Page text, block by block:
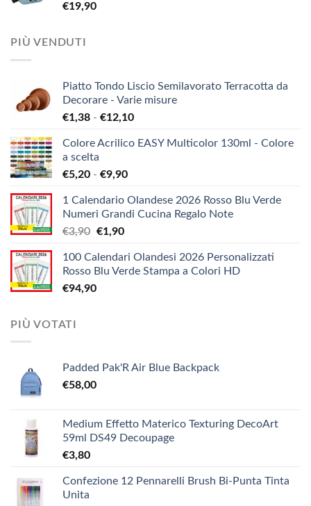
€19,90
PIÙ VENDUTI
Piatto Tondo Liscio Semilavorato Terracotta da
Decorare - Varie misure
€1,38 - €12,10Fascia
prezzo:
€12,10
Colore Acrilico EASY Multicolor 130ml - Colore
a scelta
€5,20 - €9,90Fascia
prezzo:
da
€9,90
1 Calendario Olandese 2026 Rosso Blu Verde
Numeri Grandi Cucina Regalo Note
€3,90 Il
originale
era:
€3,90.
€1,90Il
attuale
è:
100 Calendari Olandesi 2026 Personalizzati
Rosso Blu Verde Stampa a Colori HD
€94,90
PIÙ VOTATI
Padded Pak'R Air Blue Backpack
€58,00
Medium Effetto Materico Texturing DecoArt
59ml DS49 Decoupage
€3,80
Confezione 12 Pennarelli Brush Bi-Punta Tinta
Unita